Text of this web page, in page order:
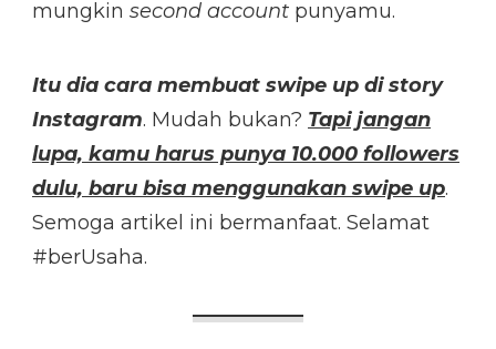
mungkin second account punyamu.
Itu dia cara membuat swipe up di story
Instagram. Mudah bukan? Tapi jangan
lupa, kamu harus punya 10.000 followers
dulu, baru bisa menggunakan swipe up.
Semoga artikel ini bermanfaat. Selamat
#berUsaha.